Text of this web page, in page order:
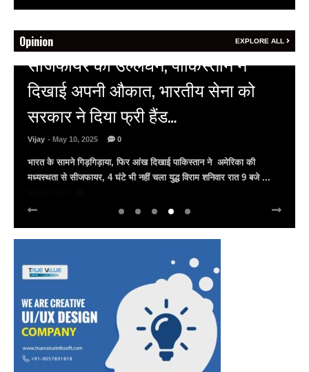
Opinion EXPLORE ALL
HOT NEWS
अल्बर्ट हॉल पर राजस्थान दिवस समारोह,
राजस्थानी लोक कलाकारों ने बांधा समां…
Vijay - March 30, 2025
अल्बर्ट हॉल पर राज्यस्तरीय सांस्कृतिक संध्या का भव्य आयोजन, उमड़ा जन
सैलाब राज्यपाल हरिभाऊ किसनराव बागडे़, मुख्यमंत्री भजनलाल शर्मा और उप